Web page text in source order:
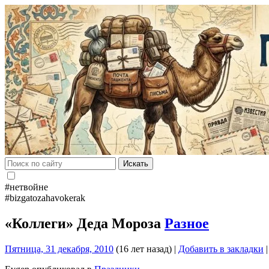
Искать
#нетвойне
#bizgatozahavokerak
«Коллеги» Деда Мороза Разное
Пятница, 31 декабря, 2010 (16 лет назад) | Добавить в закладки